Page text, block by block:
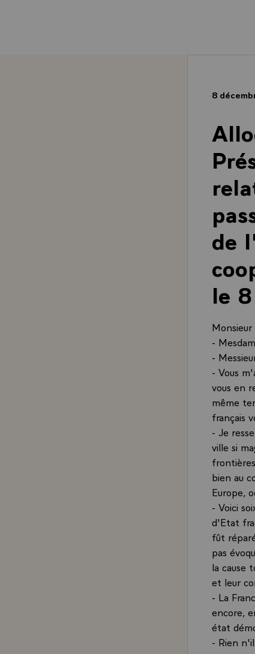
8
de
le
-
-
- Vous
vous en
même
français
- Je
ville si
bien au
Europe,
- Voici
d'Etat
fût
pas
la cause
et leur
- La
encore,
état
- Rien